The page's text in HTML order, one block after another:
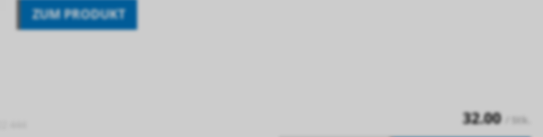
ZUM PRODUKT
32.00 / Stk.